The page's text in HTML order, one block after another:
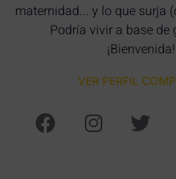
maternidad... y lo que surja
Podría vivir a base de
¡Bienvenida!
VER PERFIL